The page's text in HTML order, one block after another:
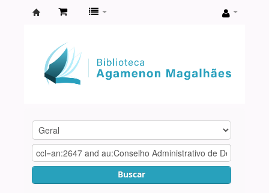
Agamenon
Magalhães
Buscar